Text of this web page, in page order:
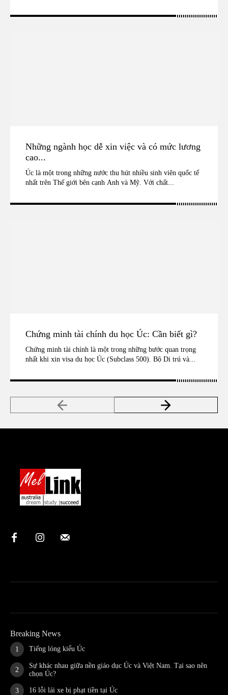
Những ngành học dễ xin việc và có mức lương
cao...
Úc là một trong những nước thu hút nhiều sinh viên quốc tế
nhất trên Thế giới bên cạnh Anh và Mỹ. Với chất...
Chứng minh tài chính du học Úc: Cần biết gì?
Chứng minh tài chính là một trong những bước quan trọng
nhất khi xin visa du học Úc (Subclass 500). Bộ Di trú và...
Breaking News
Tiếng lóng kiểu Úc
Sự khác nhau giữa nền giáo dục Úc và Việt Nam. Tại sao nên
chọn Úc?
16 lỗi lái xe bị phạt tiền tại Úc